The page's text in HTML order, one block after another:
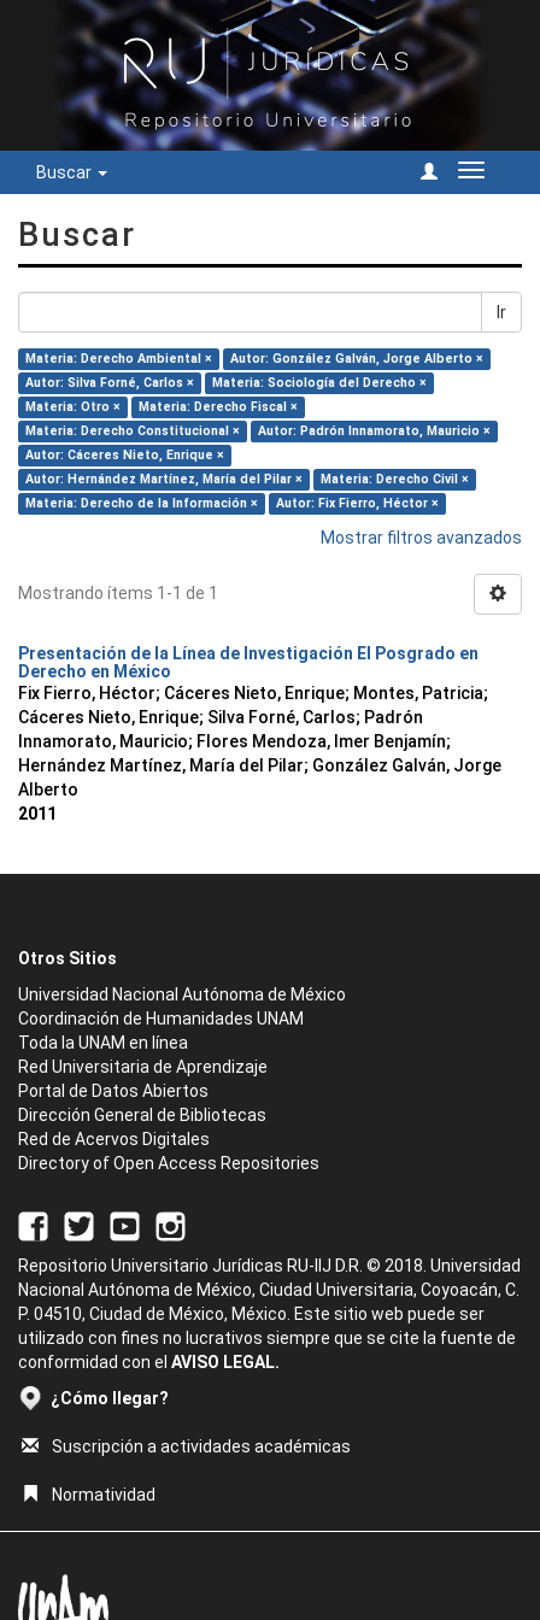
Buscar
Cambiar
Buscar
Ir
Materia: Derecho Ambiental ×
Autor: González Galván, Jorge Alberto ×
Autor: Silva Forné, Carlos ×
Materia: Sociología del Derecho ×
Materia: Otro ×
Materia: Derecho Fiscal ×
Materia: Derecho Constitucional ×
Autor: Padrón Innamorato, Mauricio ×
Autor: Cáceres Nieto, Enrique ×
Autor: Hernández Martínez, María del Pilar ×
Materia: Derecho Civil ×
Materia: Derecho de la Información ×
Autor: Fix Fierro, Héctor ×
Mostrar filtros avanzados
Mostrando ítems 1-1 de 1
Presentación de la Línea de Investigación El Posgrado en
Derecho en México
Fix Fierro, Héctor; Cáceres Nieto, Enrique; Montes, Patricia;
Cáceres Nieto, Enrique; Silva Forné, Carlos; Padrón
Innamorato, Mauricio; Flores Mendoza, Imer Benjamín;
Hernández Martínez, María del Pilar; González Galván, Jorge
Alberto
2011
Otros Sitios
Universidad Nacional Autónoma de México
Coordinación de Humanidades UNAM
Toda la UNAM en línea
Red Universitaria de Aprendizaje
Portal de Datos Abiertos
Dirección General de Bibliotecas
Red de Acervos Digitales
Directory of Open Access Repositories
Repositorio Universitario Jurídicas RU-IIJ D.R. © 2018. Universidad
Nacional Autónoma de México, Ciudad Universitaria, Coyoacán, C.
P. 04510, Ciudad de México, México. Este sitio web puede ser
utilizado con fines no lucrativos siempre que se cite la fuente de
conformidad con el AVISO LEGAL.
¿Cómo llegar?
Suscripción a actividades académicas
Normatividad